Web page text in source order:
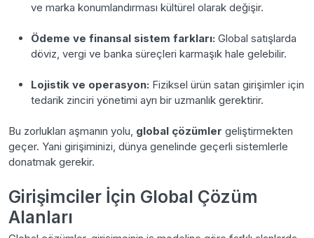
ve marka konumlandırması kültürel olarak değişir.
Ödeme ve finansal sistem farkları: Global satışlarda
döviz, vergi ve banka süreçleri karmaşık hale gelebilir.
Lojistik ve operasyon: Fiziksel ürün satan girişimler için
tedarik zinciri yönetimi ayrı bir uzmanlık gerektirir.
Bu zorlukları aşmanın yolu, global çözümler geliştirmekten
geçer. Yani girişiminizi, dünya genelinde geçerli sistemlerle
donatmak gerekir.
Girişimciler İçin Global Çözüm
Alanları